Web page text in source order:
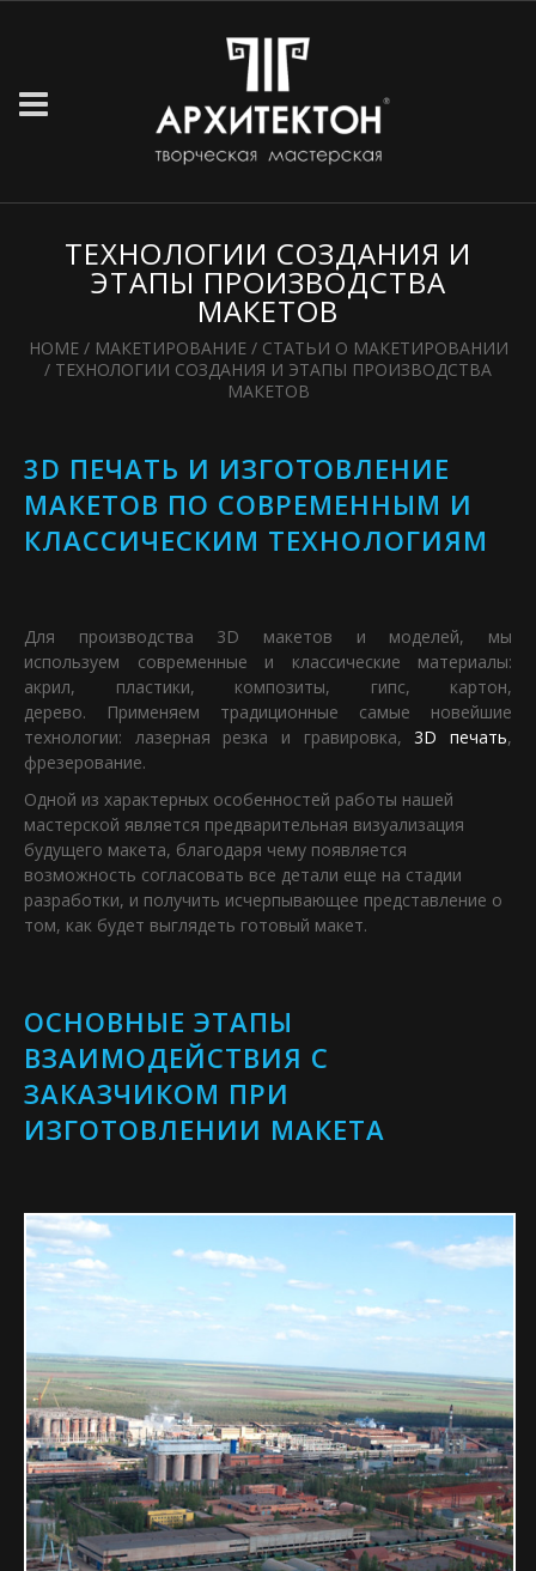
ТЕХНОЛОГИИ СОЗДАНИЯ И
ЭТАПЫ ПРОИЗВОДСТВА
МАКЕТОВ
HOME / МАКЕТИРОВАНИЕ / СТАТЬИ О МАКЕТИРОВАНИИ
/ ТЕХНОЛОГИИ СОЗДАНИЯ И ЭТАПЫ ПРОИЗВОДСТВА
МАКЕТОВ
3D ПЕЧАТЬ И ИЗГОТОВЛЕНИЕ
МАКЕТОВ ПО СОВРЕМЕННЫМ И
КЛАССИЧЕСКИМ ТЕХНОЛОГИЯМ
Для производства 3D макетов и моделей, мы
используем современные и классические материалы:
акрил, пластики, композиты, гипс, картон,
дерево. Применяем традиционные самые новейшие
технологии: лазерная резка и гравировка,3D печать,
фрезерование.
Одной из характерных особенностей работы нашей
мастерской является предварительная визуализация
будущего макета, благодаря чему появляется
возможность согласовать все детали еще на стадии
разработки, и получить исчерпывающее представление о
том, как будет выглядеть готовый макет.
ОСНОВНЫЕ ЭТАПЫ
ВЗАИМОДЕЙСТВИЯ С
ЗАКАЗЧИКОМ ПРИ
ИЗГОТОВЛЕНИИ МАКЕТА